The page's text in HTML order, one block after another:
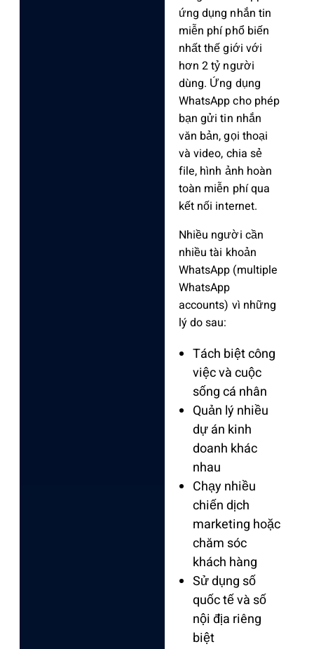
ứng dụng nhắn tin
miễn phí phổ biến
nhất thế giới với
hơn 2 tỷ người
dùng. Ứng dụng
WhatsApp cho phép
bạn gửi tin nhắn
văn bản, gọi thoại
và video, chia sẻ
file, hình ảnh hoàn
toàn miễn phí qua
kết nối internet.
Nhiều người cần
nhiều tài khoản
WhatsApp (multiple
WhatsApp
accounts) vì những
lý do sau:
Tách biệt công
việc và cuộc
sống cá nhân
Quản lý nhiều
dự án kinh
doanh khác
nhau
Chạy nhiều
chiến dịch
marketing hoặc
chăm sóc
khách hàng
Sử dụng số
quốc tế và số
nội địa riêng
biệt